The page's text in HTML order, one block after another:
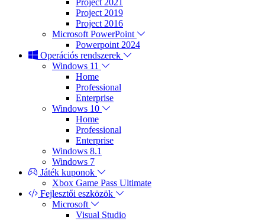
Project 2021
Project 2019
Project 2016
Microsoft PowerPoint
Powerpoint 2024
Operációs rendszerek
Windows 11
Home
Professional
Enterprise
Windows 10
Home
Professional
Enterprise
Windows 8.1
Windows 7
Játék kuponok
Xbox Game Pass Ultimate
Fejlesztői eszközök
Microsoft
Visual Studio